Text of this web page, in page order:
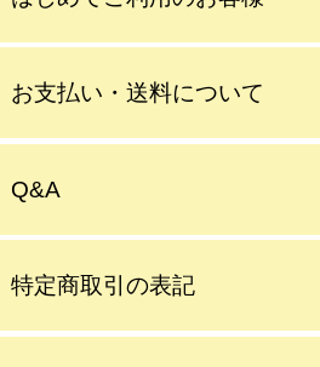
お支払い・送料について
Q&A
特定商取引の表記